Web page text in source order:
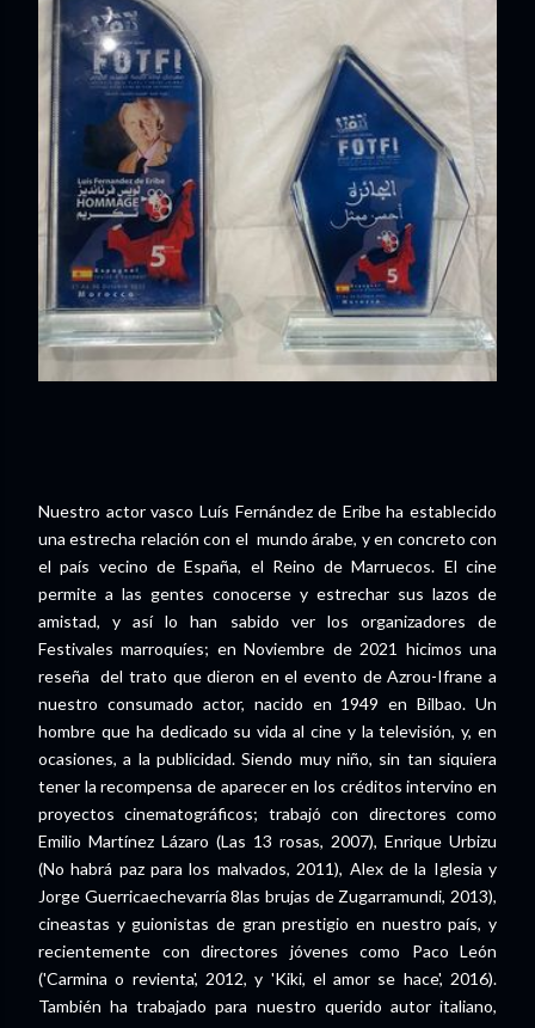
Nuestro actor vasco Luís Fernández de Eribe ha establecido
una estrecha relación con el mundo árabe, y en concreto con
el país vecino de España, el Reino de Marruecos. El cine
permite a las gentes conocerse y estrechar sus lazos de
amistad, y así lo han sabido ver los organizadores de
Festivales marroquíes; en Noviembre de 2021 hicimos una
reseña del trato que dieron en el evento de Azrou-Ifrane a
nuestro consumado actor, nacido en 1949 en Bilbao. Un
hombre que ha dedicado su vida al cine y la televisión, y, en
ocasiones, a la publicidad. Siendo muy niño, sin tan siquiera
tener la recompensa de aparecer en los créditos intervino en
proyectos cinematográficos; trabajó con directores como
Emilio Martínez Lázaro (Las 13 rosas, 2007), Enrique Urbizu
(No habrá paz para los malvados, 2011), Alex de la Iglesia y
Jorge Guerricaechevarría 8las brujas de Zugarramundi, 2013),
cineastas y guionistas de gran prestigio en nuestro país, y
recientemente con directores jóvenes como Paco León
('Carmina o revienta', 2012, y 'Kiki, el amor se hace', 2016).
También ha trabajado para nuestro querido autor italiano,